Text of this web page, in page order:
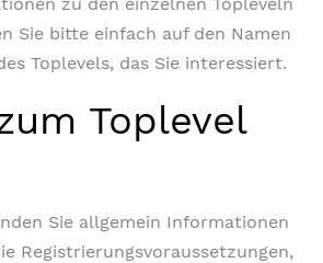
Sie bitte einfach auf den Namen
Toplevels, das Sie interessiert.
Toplevel
Sie allgemein Informationen
Registrierungsvoraussetzungen,